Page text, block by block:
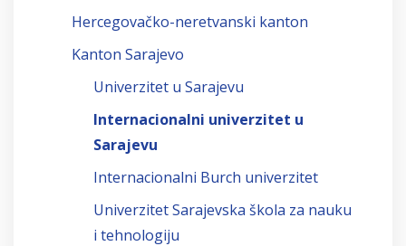
Hercegovačko-neretvanski kanton
Kanton Sarajevo
Univerzitet u Sarajevu
Internacionalni univerzitet u
Sarajevu
Internacionalni Burch univerzitet
Univerzitet Sarajevska škola za nauku
i tehnologiju